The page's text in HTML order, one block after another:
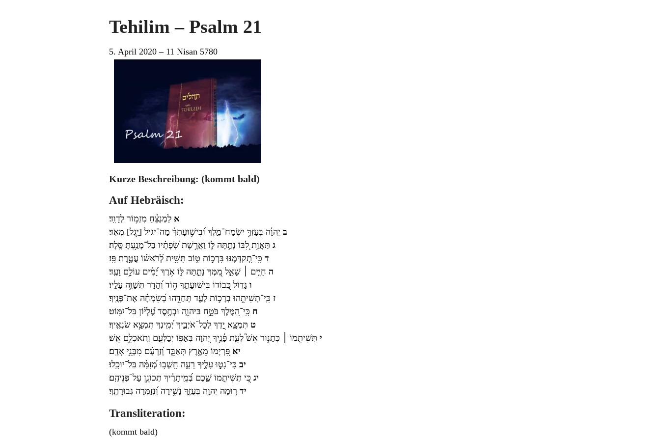
Tehilim – Psalm 21
5. April 2020 – 11 Nisan 5780
Kurze Beschreibung: (kommt bald)
Auf Hebräisch:
א לַמְנַצֵּ֗חַ מִזְמ֥וֹר לְדָוִֽד׃
ב יְֽהוָ֗ה בְּעָזְּךָ֥ יִשְׂמַח־מֶ֑לֶךְ וּ֝בִישׁ֥וּעָתְךָ֗ מַה־יגיל [יָּ֥גֶל] מְאֹֽד׃
ג תַּאֲוַ֣ת לִ֭בּוֹ נָתַ֣תָּה לּ֑וֹ וַאֲרֶ֥שֶׁת שְׂ֝פָתָ֗יו בַּל־מָנַ֥עְתָּ סֶּֽלָה׃
ד כִּֽי־תְ֭קַדְּמֶנּוּ בִּרְכ֣וֹת ט֑וֹב תָּשִׁ֥ית לְ֝רֹאשׁ֗וֹ עֲטֶ֣רֶת פָּֽז׃
ה חַיִּ֤ים ׀ שָׁאַ֣ל מִ֭מְּךָ נָתַ֣תָּה לּ֑וֹ אֹ֥רֶךְ יָ֝מִ֗ים עוֹלָ֥ם וָעֶֽד׃
ו גָּד֣וֹל כְּ֭בוֹדוֹ בִּישׁוּעָתֶ֑ךָ ה֥וֹד וְ֝הָדָר תְּשַׁוֶּ֥ה עָלָֽיו׃
ז כִּֽי־תְשִׁיתֵ֣הוּ בְרָכ֣וֹת לָעַ֑ד תְּחַדֵּ֥הוּ בְ֝שִׂמְחָ֗ה אֶת־פָּנֶֽיךָ׃
ח כִּֽי־הַ֭מֶּלֶךְ בֹּטֵ֣חַ בַּיהוָ֑ה וּבְחֶ֥סֶד עֶ֝לְי֗וֹן בַּל־יִמּֽוֹט׃
ט תִּמְצָ֣א יָ֭דְךָ לְכָל־אֹיְבֶ֑יךָ יְ֝מִֽינְךָ תִּמְצָ֥א שֹׂנְאֶֽיךָ׃
י תְּשִׁיתֵ֤מוֹ ׀ כְּתַנּ֥וּר אֵשׁ֮ לְעֵ֪ת פָּ֫נֶ֥יךָ יְ֭הוָה בְּאַפּ֣וֹ יְבַלְּעֵ֑ם וְֽתֹאכְלֵ֥ם אֵֽשׁ׃
יא פִּ֭רְיָמוֹ מֵאֶ֣רֶץ תְּאַבֵּ֑ד וְ֝זַרְעָ֗ם מִבְּנֵ֥י אָדָֽם׃
יב כִּי־נָט֣וּ עָלֶ֣יךָ רָעָ֑ה חָֽשְׁב֥וּ מְ֝זִמָּ֗ה בַּל־יוּכָֽלוּ׃
יג כִּ֭י תְּשִׁיתֵ֣מוֹ שֶׁ֑כֶם בְּ֝מֵֽיתָרֶ֗יךָ תְּכוֹנֵ֥ן עַל־פְּנֵיהֶֽם׃
יד ר֣וּמָה יְהוָ֣ה בְּעֻזֶּ֑ךָ נָשִׁ֥ירָה וּֽ֝נְזַמְּרָה גְּבוּרָתֶֽךָ׃
Transliteration:
(kommt bald)